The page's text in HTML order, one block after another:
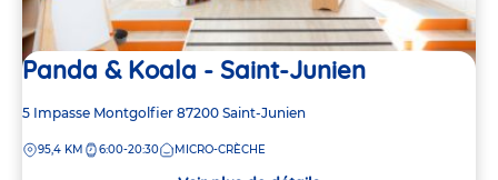
Panda & Koala - Saint-Junien
Adresse
la
5 Impasse Montgolfier 87200 Saint-Junien
DISTANCE
95,4 KM 6:00-20:30 MICRO-CRÈCHE